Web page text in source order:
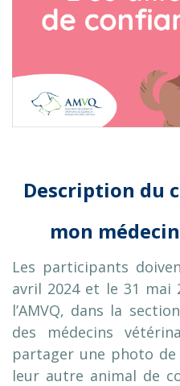
Description du
mon
Les participants
avril 2024 et le 31 mai
l’AMVQ, dans la
des médecins
partager une photo
leur autre animal de